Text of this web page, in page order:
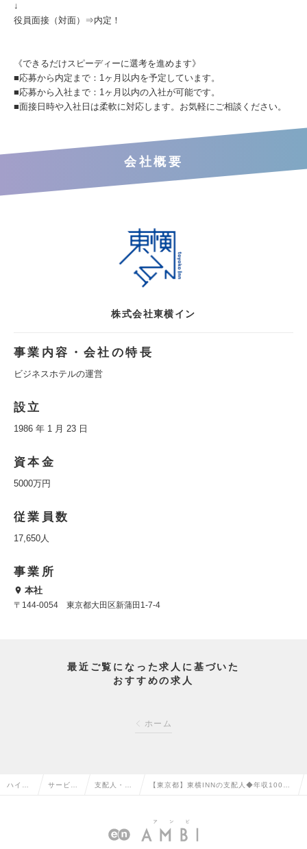
↓
役員面接（対面）⇒内定！
《できるだけスピーディーに選考を進めます》
■応募から内定まで：1ヶ月以内を予定しています。
■応募から入社まで：1ヶ月以内の入社が可能です。
■面接日時や入社日は柔軟に対応します。お気軽にご相談ください。
会社概要
株式会社東横イン
事業内容・会社の特長
ビジネスホテルの運営
設立
1986 年 1 月 23 日
資本金
5000万円
従業員数
17,650人
事業所
本社
〒144-0054 東京都大田区新蒲田1-7-4
最近ご覧になった求人に基づいた
おすすめの求人
ホーム
ハイク サービ 支配人・ホ
トの転職
【東京都】東横INNの支配人◆年収1000万
ル業未経験9割の求人情報